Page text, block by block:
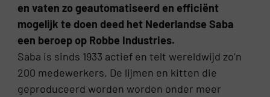
en vaten zo geautomatiseerd en efficiënt
mogelijk te doen deed het Nederlandse Saba
een beroep op Robbe Industries.
Saba is sinds 1933 actief en telt wereldwijd zo’n
200 medewerkers. De lijmen en kitten die
geproduceerd worden worden onder meer